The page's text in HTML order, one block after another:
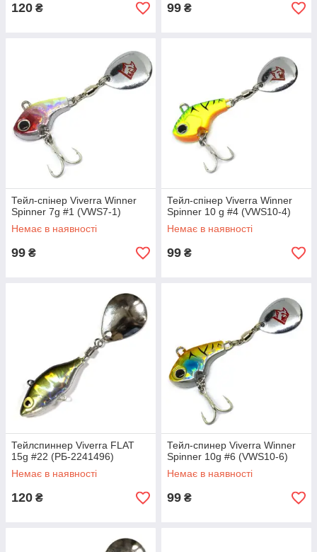
120 ₴ 99 ₴
Тейл-спінер Viverra Winner
Spinner 7g #1 (VWS7-1)
Немає в наявності
99 ₴
Тейл-спінер Viverra Winner
Spinner 10 g #4 (VWS10-4)
Немає в наявності
99 ₴
Тейлспиннер Viverra FLAT
15g #22 (РБ-2241496)
Немає в наявності
120 ₴
Тейл-спинер Viverra Winner
Spinner 10g #6 (VWS10-6)
Немає в наявності
99 ₴